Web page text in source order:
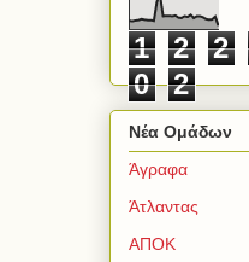
1 2 2
0
2
Νέα Ομάδων
Άγραφα
Άτλαντας
ΑΠΟΚ